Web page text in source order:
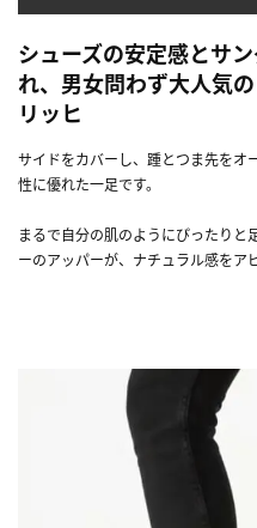
シューズの安定感とサ
れ、男女問わず大人気
リッヒ
サイドをカバーし、踵とつま先をオ
性に優れた一足です。
まるで自分の肌のようにぴったり
ーのアッパーが、ナチュラル感をア